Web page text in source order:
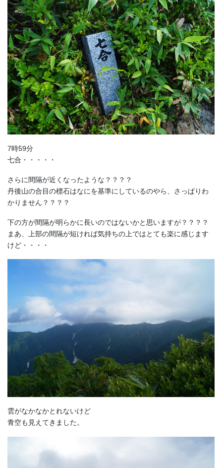
7時59分
七合・・・・・
さらに間隔が近くなったような？？？？
丹後山の合目の標石はなにを基準にしているのやら、さっぱりわ
かりません？？？？
下の方が間隔が明らかに長いのではないかと思いますが？？？？
まあ、上部の間隔が短ければ気持ちの上ではとても楽に感じます
けど・・・・
雲がなかなかとれないけど
青空も見えてきました。